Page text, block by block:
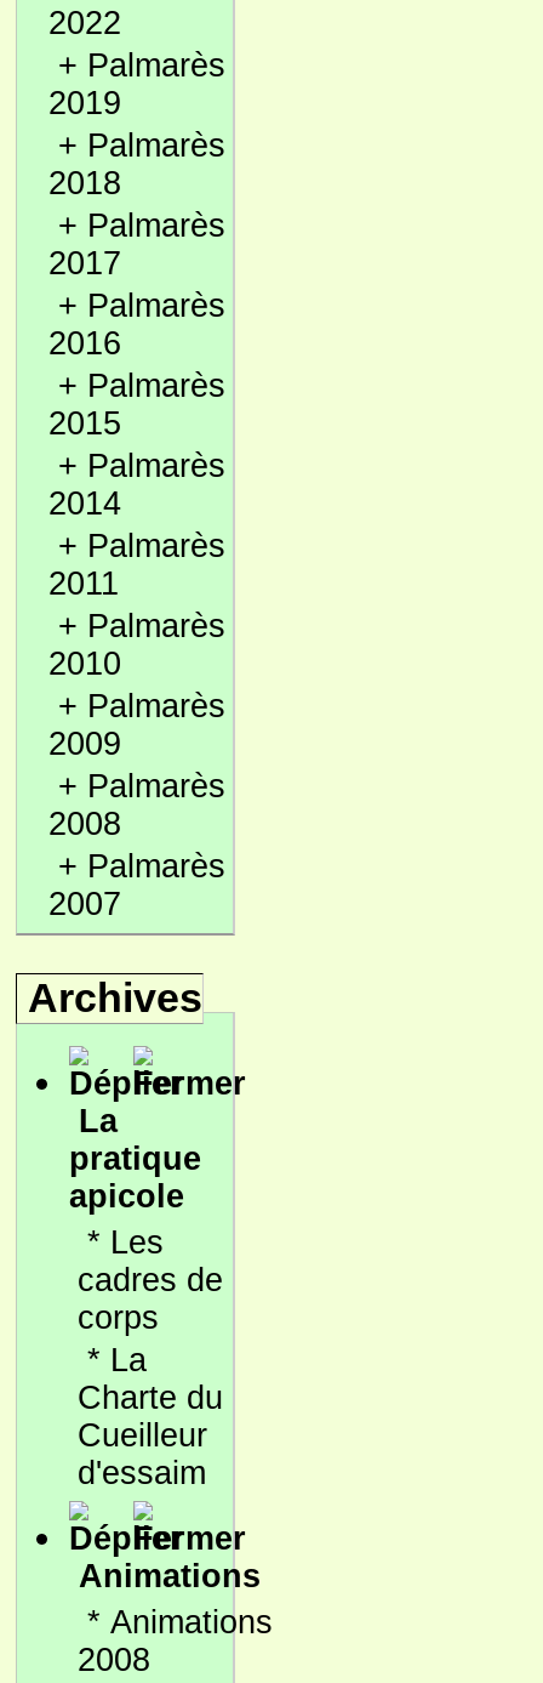
2022
+ Palmarès
2019
+ Palmarès
2018
+ Palmarès
2017
+ Palmarès
2016
+ Palmarès
2015
+ Palmarès
2014
+ Palmarès
2011
+ Palmarès
2010
+ Palmarès
2009
+ Palmarès
2008
+ Palmarès
2007
Archives
La
pratique
apicole
* Les
cadres de
corps
* La
Charte du
Cueilleur
d'essaim
Animations
* Animations
2008